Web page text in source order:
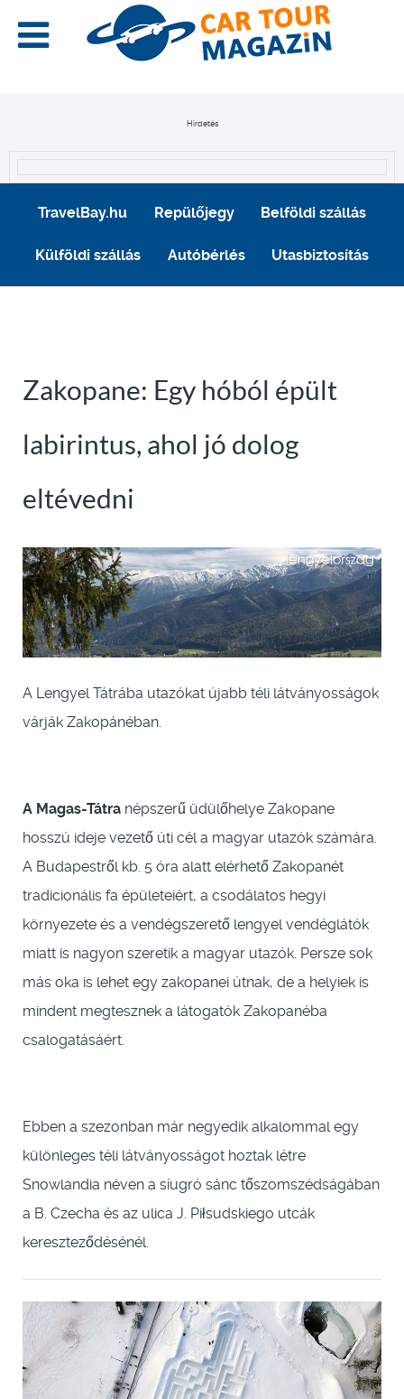
Hirdetés
TravelBay.hu Repülőjegy Belföldi szállás
Külföldi szállás Autóbérlés Utasbiztosítás
Zakopane: Egy hóból épült
labirintus, ahol jó dolog
eltévedni
A Lengyel Tátrába utazókat újabb téli látványosságok
várják Zakopánéban.
A Magas-Tátra népszerű üdülőhelye Zakopane
hosszú ideje vezető úti cél a magyar utazók számára.
A Budapestről kb. 5 óra alatt elérhető Zakopanét
tradicionális fa épületeiért, a csodálatos hegyi
környezete és a vendégszerető lengyel vendéglátók
miatt is nagyon szeretik a magyar utazók. Persze sok
más oka is lehet egy zakopanei útnak, de a helyiek is
mindent megtesznek a látogatók Zakopanéba
csalogatásáért.
Ebben a szezonban már negyedik alkalommal egy
különleges téli látványosságot hoztak létre
Snowlandia néven a síugró sánc tőszomszédságában
a B. Czecha és az ulica J. Piłsudskiego utcák
kereszteződésénél.